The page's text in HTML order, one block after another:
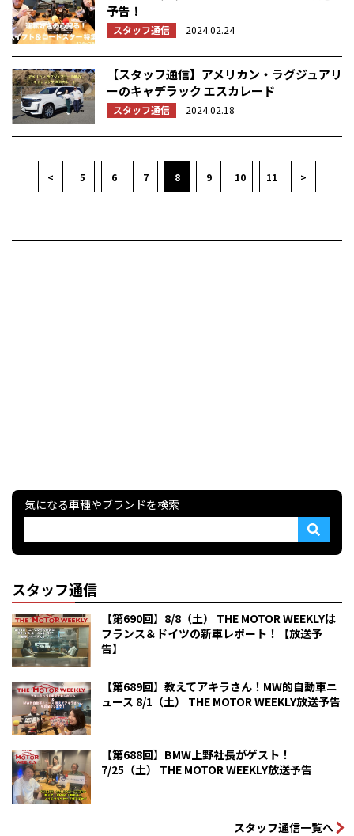
予告！
スタッフ通信 2024.02.24
【スタッフ通信】アメリカン・ラグジュアリ
ーのキャデラック エスカレード
スタッフ通信 2024.02.18
< 5 6 7 8 9 10 11 >
気になる車種やブランドを検索
スタッフ通信
【第690回】8/8（土） THE MOTOR WEEKLYは
フランス＆ドイツの新車レポート！【放送予
告】
【第689回】教えてアキラさん！MW的自動車ニ
ュース 8/1（土） THE MOTOR WEEKLY放送予告
【第688回】BMW上野社長がゲスト！
7/25（土） THE MOTOR WEEKLY放送予告
スタッフ通信一覧へ